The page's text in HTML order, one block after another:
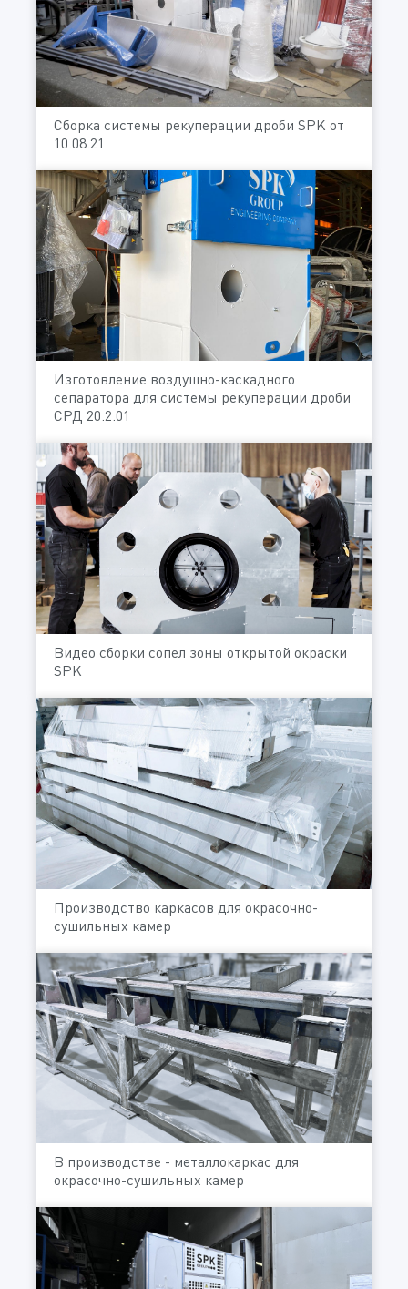
Сборка системы рекуперации дроби SPK от
10.08.21
Изготовление воздушно-каскадного
сепаратора для системы рекуперации дроби
СРД 20.2.01
Видео сборки сопел зоны открытой окраски
SPK
Производство каркасов для окрасочно-
сушильных камер
В производстве - металлокаркас для
окрасочно-сушильных камер